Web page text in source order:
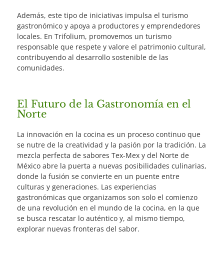
Además, este tipo de iniciativas impulsa el turismo
gastronómico y apoya a productores y emprendedores
locales. En Trifolium, promovemos un turismo
responsable que respete y valore el patrimonio cultural,
contribuyendo al desarrollo sostenible de las
comunidades.
El Futuro de la Gastronomía en el
Norte
La innovación en la cocina es un proceso continuo que
se nutre de la creatividad y la pasión por la tradición. La
mezcla perfecta de sabores Tex-Mex y del Norte de
México abre la puerta a nuevas posibilidades culinarias,
donde la fusión se convierte en un puente entre
culturas y generaciones. Las experiencias
gastronómicas que organizamos son solo el comienzo
de una revolución en el mundo de la cocina, en la que
se busca rescatar lo auténtico y, al mismo tiempo,
explorar nuevas fronteras del sabor.